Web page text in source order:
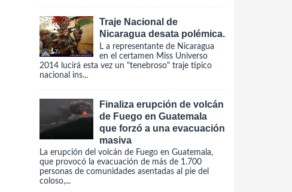
Traje Nacional de
Nicaragua desata polémica.
L a representante de Nicaragua
en el certamen Miss Universo
2014 lucirá esta vez un "tenebroso" traje típico
nacional ins...
Finaliza erupción de volcán
de Fuego en Guatemala
que forzó a una evacuación
masiva
La erupción del volcán de Fuego en Guatemala,
que provocó la evacuación de más de 1.700
personas de comunidades asentadas al pie del
coloso,...